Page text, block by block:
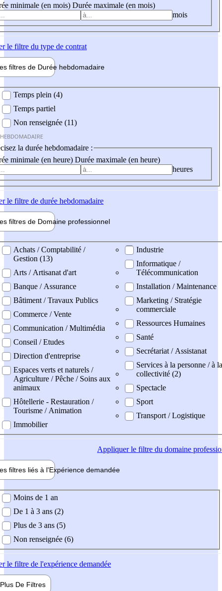
minimale (en mois) Durée maximale (en mois)
mois
le filtre du type de contrat
filtres de Durée hebdomadaire
Temps plein (4)
Temps partiel
Non renseignée (11)
la durée hebdomadaire :
minimale (en heure) Durée maximale (en heure)
heures
le filtre de durée hebdomadaire
filtres de Domaine professionnel
professionel
Achats / Comptabilité /
Gestion (13)
Arts / Artisanat d'art
Banque / Assurance
Bâtiment / Travaux Publics
Commerce / Vente
Communication / Multimédia
Conseil / Etudes
Direction d'entreprise
Espaces verts et naturels /
Agriculture / Pêche / Soins aux
animaux
Hôtellerie - Restauration /
Tourisme / Animation
Immobilier
Industrie
Informatique /
Télécommunication
Installation / Maintenance
Marketing / Stratégie
commerciale
Ressources Humaines
Santé
Secrétariat / Assistanat
Services à la personne / à la
collectivité (2)
Spectacle
Sport
Transport / Logistique
Appliquerle filtre du domaine
filtres liés à l'Expérience demandée
demandée
Moins de 1 an
De 1 à 3 ans (2)
Plus de 3 ans (5)
Non renseignée (6)
le filtre de l'expérience demandée
Plus De Filtres